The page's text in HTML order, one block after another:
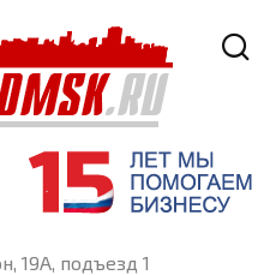
19А, подъезд 1